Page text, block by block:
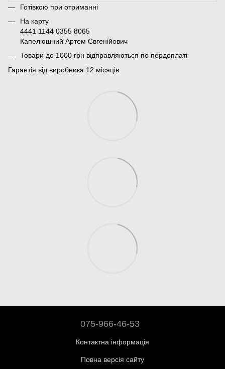
Готівкою при отриманні
На карту
4441 1144 0355 8065
Капелюшний Артем Євгенійович
Товари до 1000 грн відправляються по пердоплаті
Гарантія від виробника 12 місяців.
075-966-46-53
Контактна інформація
Повна версія сайту